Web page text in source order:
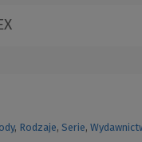
, Rodzaje, Serie,